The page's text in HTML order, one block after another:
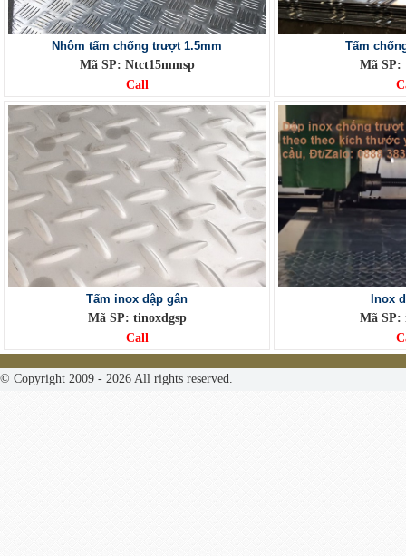
Nhôm tấm chống trượt 1.5mm
Mã SP: Ntct15mmsp
Call
Tấm
Mã SP:
Tấm inox dập gân
Mã SP: tinoxdgsp
Call
Inox
Mã SP:
© Copyright 2009 - 2026 All rights reserved.